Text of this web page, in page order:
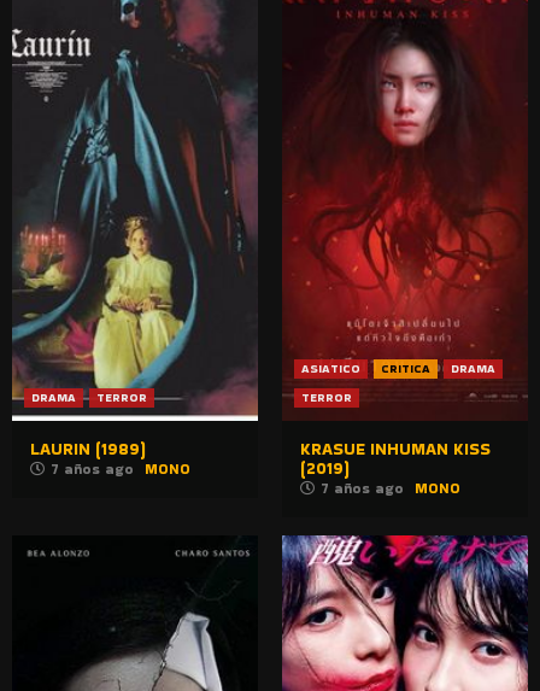
DRAMA TERROR
LAURIN (1989)
7 años ago MONO
ASIATICO CRITICA
DRAMA
TERROR
KRASUE INHUMAN KISS
(2019)
7 años ago MONO